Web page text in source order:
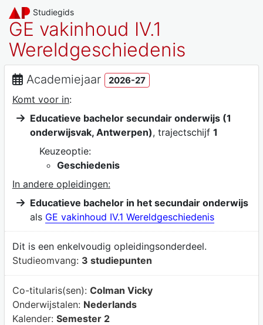
Studiegids
GE vakinhoud IV.1
Wereldgeschiedenis
Academiejaar 2026-27
Komt voor in:
Educatieve bachelor secundair onderwijs (1
onderwijsvak, Antwerpen), trajectschijf 1
Keuzeoptie:
Geschiedenis
In andere opleidingen:
Educatieve bachelor in het secundair onderwijs
als GE vakinhoud IV.1 Wereldgeschiedenis
Dit is een enkelvoudig opleidingsonderdeel.
Studieomvang: 3 studiepunten
Co-titularis(sen): Colman Vicky
Onderwijstalen: Nederlands
Kalender: Semester 2